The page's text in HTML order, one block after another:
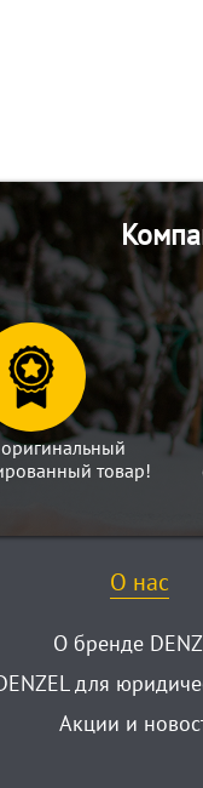
товар!
О нас
О бренде
для
Акции и